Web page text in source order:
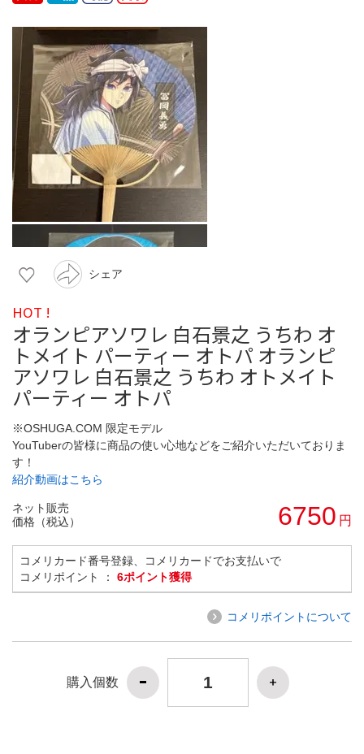
シェア
HOT !
オランピアソワレ 白石景之 うちわ オ
トメイト パーティー オトパ オランピ
アソワレ 白石景之 うちわ オトメイト
パーティー オトパ
※OSHUGA.COM 限定モデル
YouTuberの皆様に商品の使い心地などをご紹介いただいておりま
す！
紹介動画はこちら
ネット販売
価格（税込）
6750 円
コメリカード番号登録、コメリカードでお支払いで
コメリポイント ： 6ポイント獲得
コメリポイントについて
購入個数